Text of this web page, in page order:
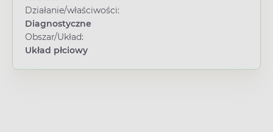
Działanie/właściwości:
Diagnostyczne
Obszar/Układ:
Układ płciowy